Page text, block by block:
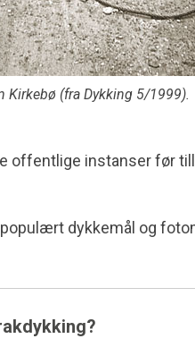
Kirkebø (fra Dykking 5/1999).
offentlige instanser før
dykkemål og